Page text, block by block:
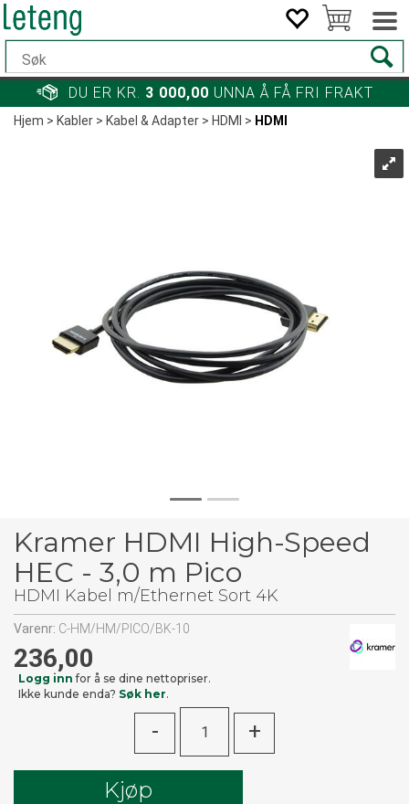
DU ER KR. 3 000,00 UNNA Å FÅ FRI FRAKT
Hjem>Kabler>Kabel & Adapter>HDMI > HDMI
Kramer HDMI High-Speed
HEC - 3,0 m Pico
HDMI Kabel m/Ethernet Sort 4K
Varenr: C-HM/HM/PICO/BK-10
236,00
Logg inn for å se dine nettopriser.
Ikke kunde enda? Søk her.
- +
Kjøp